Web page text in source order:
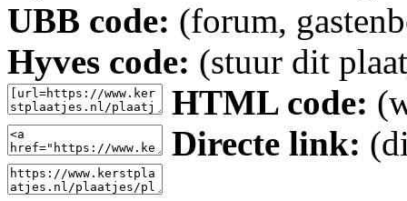
UBB code: (forum,
Hyves code: (stuur dit
HTML code:
Directe link: